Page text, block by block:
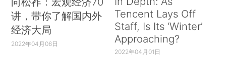
讲，带你了解国内外
经济大局
2022年04月06日
Tencent Lays Off
Staff, Is Its ‘Winter’
Approaching?
2022年04月01日